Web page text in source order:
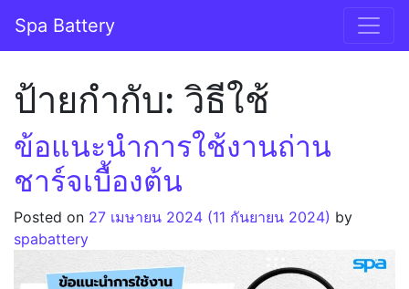
Main Navigation
Spa Battery
ป้ายกำกับ: วิธีใช้
ข้อแนะนำการใช้งานถ่าน
ชาร์จเบื้องต้น
Posted on 27 เมษายน 2024 (11 กันยายน 2024) by
spabattery